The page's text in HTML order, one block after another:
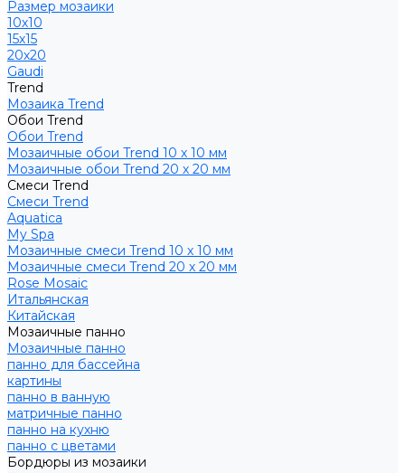
Размер мозаики
10х10
15х15
20х20
Gaudi
Trend
Мозаика Trend
Обои Trend
Обои Trend
Мозаичные обои Trend 10 х 10 мм
Мозаичные обои Trend 20 х 20 мм
Смеси Trend
Смеси Trend
Aquatica
My Spa
Мозаичные смеси Trend 10 х 10 мм
Мозаичные смеси Trend 20 х 20 мм
Rose Mosaic
Итальянская
Китайская
Мозаичные панно
Мозаичные панно
панно для бассейна
картины
панно в ванную
матричные панно
панно на кухню
панно с цветами
Бордюры из мозаики